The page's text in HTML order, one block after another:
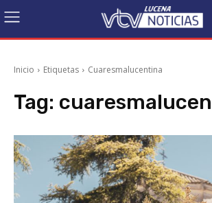
Inicio Etiquetas Cuaresmalucentina
Tag: